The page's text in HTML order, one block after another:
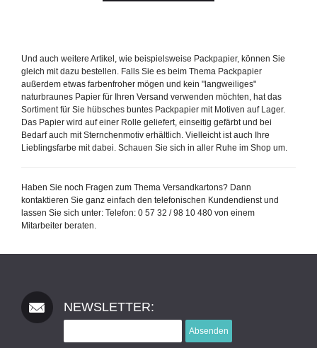
Und auch weitere Artikel, wie beispielsweise Packpapier, können Sie
gleich mit dazu bestellen. Falls Sie es beim Thema Packpapier
außerdem etwas farbenfroher mögen und kein "langweiliges"
naturbraunes Papier für Ihren Versand verwenden möchten, hat das
Sortiment für Sie hübsches buntes Packpapier mit Motiven auf Lager.
Das Papier wird auf einer Rolle geliefert, einseitig gefärbt und bei
Bedarf auch mit Sternchenmotiv erhältlich. Vielleicht ist auch Ihre
Lieblingsfarbe mit dabei. Schauen Sie sich in aller Ruhe im Shop um.
Haben Sie noch Fragen zum Thema Versandkartons? Dann
kontaktieren Sie ganz einfach den telefonischen Kundendienst und
lassen Sie sich unter: Telefon: 0 57 32 / 98 10 480 von einem
Mitarbeiter beraten.
NEWSLETTER:
Absenden